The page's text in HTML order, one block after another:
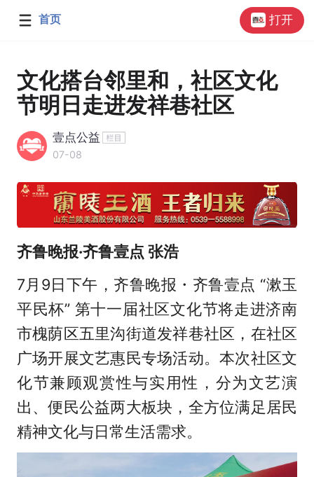
首页 打开
文化搭台邻里和，社区文化
节明日走进发祥巷社区
壹点公益
07-08
齐鲁晚报·齐鲁壹点 张浩
7月9日下午，齐鲁晚报・齐鲁壹点 “漱玉
平民杯” 第十一届社区文化节将走进济南
市槐荫区五里沟街道发祥巷社区，在社区
广场开展文艺惠民专场活动。本次社区文
化节兼顾观赏性与实用性，分为文艺演
出、便民公益两大板块，全方位满足居民
精神文化与日常生活需求。